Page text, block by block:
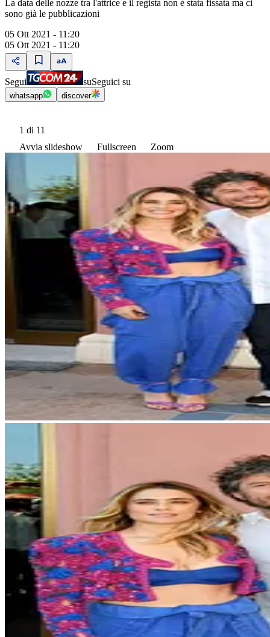
La data delle nozze tra l'attrice e il regista non è stata fissata ma ci
sono già le pubblicazioni
05 Ott 2021 - 11:20
05 Ott 2021 - 11:20
Segui suSeguici su
whatsapp discover
1 di 11
Avvia slideshow
Fullscreen Zoom